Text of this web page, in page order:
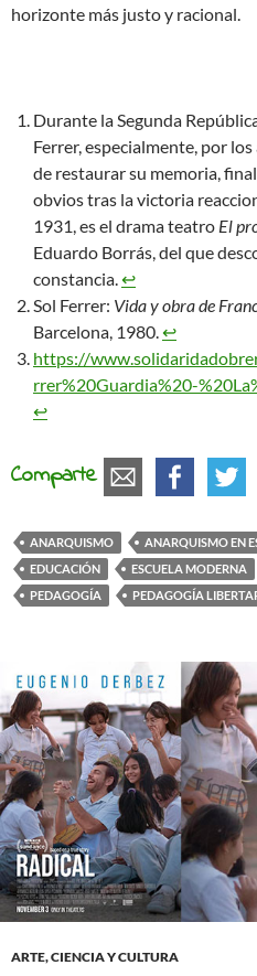
horizonte más justo y racional.
Durante la Segunda
Ferrer, especialmente, por
de restaurar su memoria,
obvios tras la victoria
1931, es el drama teatro El
Eduardo Borrás, del que
constancia.↩︎
Sol Ferrer: Vida y obra de
Barcelona, 1980.↩︎
https://
rrer%20Guardia%20-
↩︎
Comparte
ANARQUISMO ANARQUISMO EN
EDUCACIÓN
ESCUELA MODERNA
PEDAGOGÍA
PEDAGOGÍA
ARTE, CIENCIA Y CULTURA